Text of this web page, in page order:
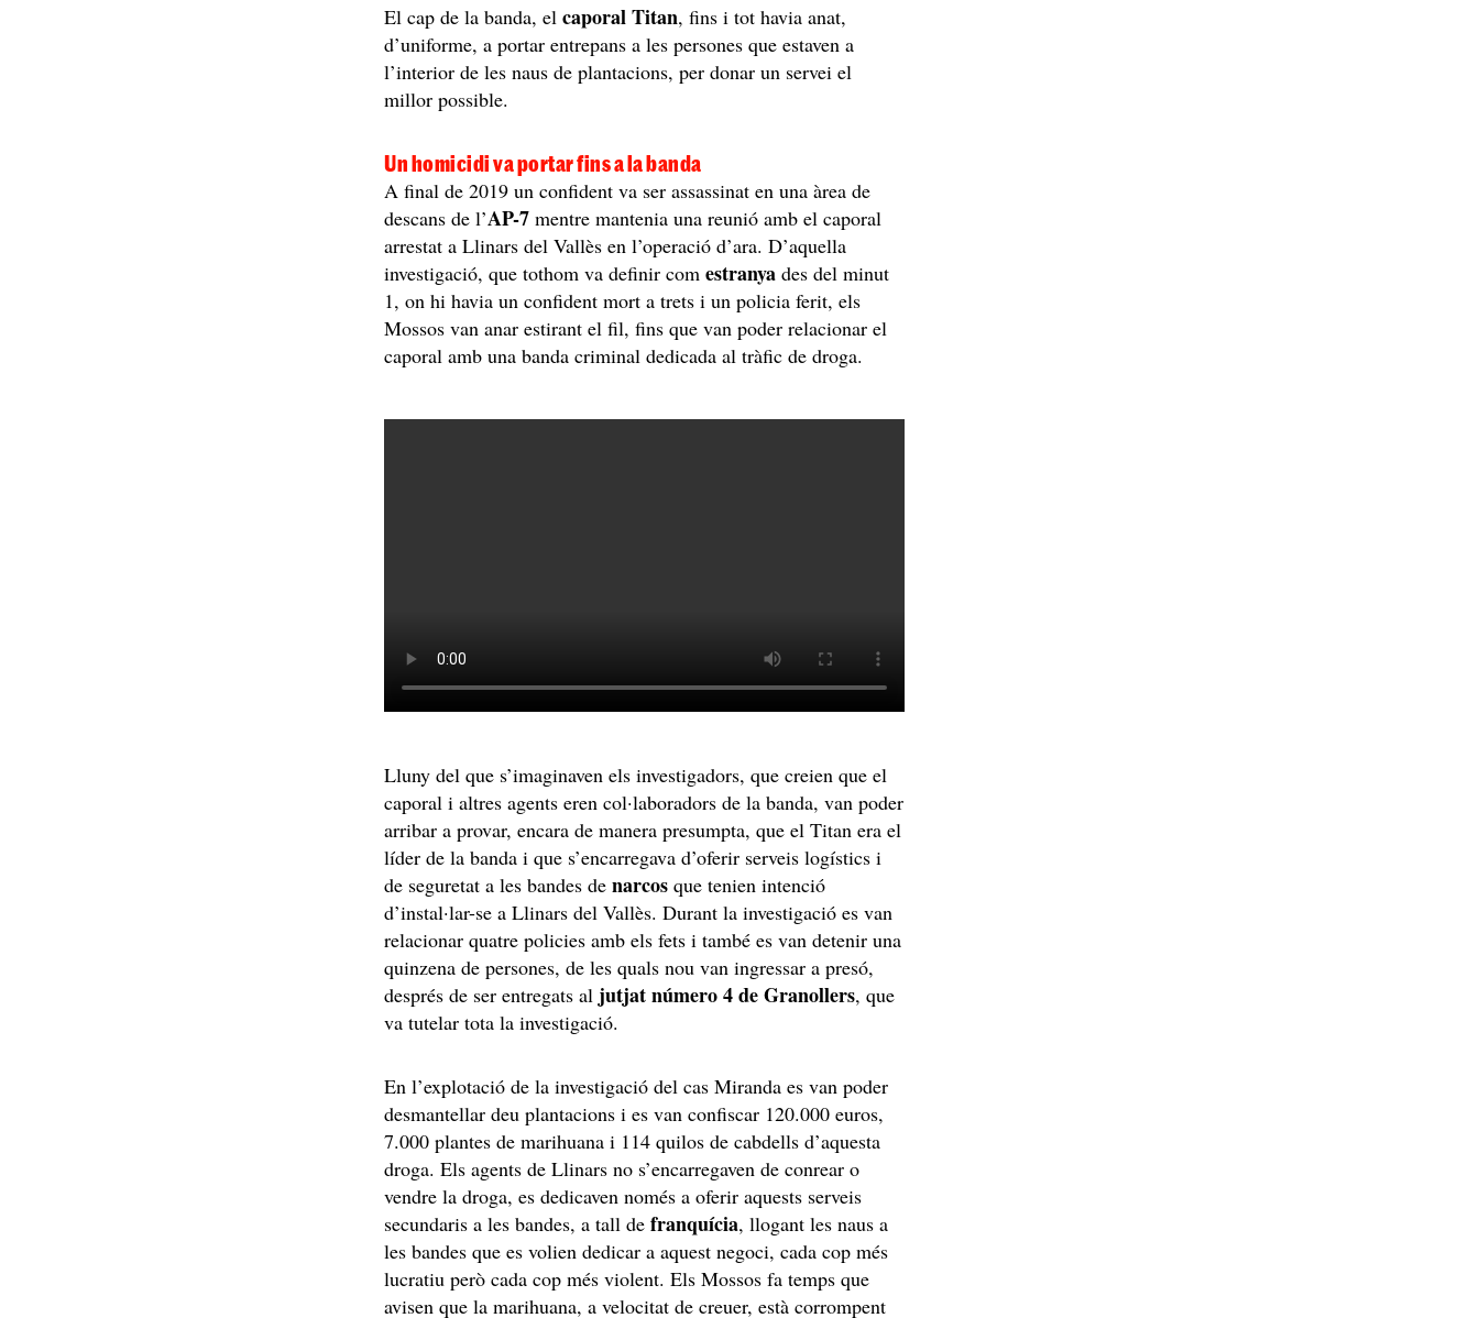
El cap de la banda, elcaporal Titan, fins i tot havia anat,
d’uniforme, a portar entrepans a les persones que estaven a
l’interior de les naus de plantacions, per donar un servei el
millor possible.
Un homicidi va portar fins a la banda
A final de 2019 un confident va ser assassinat en una àrea de
descans de l’AP-7 mentre mantenia una reunió amb el caporal
arrestat a Llinars del Vallès en l’operació d’ara. D’aquella
investigació, que tothom va definir comestranya des del minut
1, on hi havia un confident mort a trets i un policia ferit, els
Mossos van anar estirant el fil, fins que van poder relacionar el
caporal amb una banda criminal dedicada al tràfic de droga.
Lluny del que s’imaginaven els investigadors, que creien que el
caporal i altres agents eren col·laboradors de la banda, van poder
arribar a provar, encara de manera presumpta, que el Titan era el
líder de la banda i que s’encarregava d’oferir serveis logístics i
de seguretat a les bandes denarcos que tenien intenció
d’instal·lar-se a Llinars del Vallès. Durant la investigació es van
relacionar quatre policies amb els fets i també es van detenir una
quinzena de persones, de les quals nou van ingressar a presó,
després de ser entregats al jutjat número 4 de Granollers, que
va tutelar tota la investigació.
En l’explotació de la investigació del cas Miranda es van poder
desmantellar deu plantacions i es van confiscar 120.000 euros,
7.000 plantes de marihuana i 114 quilos de cabdells d’aquesta
droga. Els agents de Llinars no s’encarregaven de conrear o
vendre la droga, es dedicaven només a oferir aquests serveis
secundaris a les bandes, a tall defranquícia, llogant les naus a
les bandes que es volien dedicar a aquest negoci, cada cop més
lucratiu però cada cop més violent. Els Mossos fa temps que
avisen que la marihuana, a velocitat de creuer, està corrompent